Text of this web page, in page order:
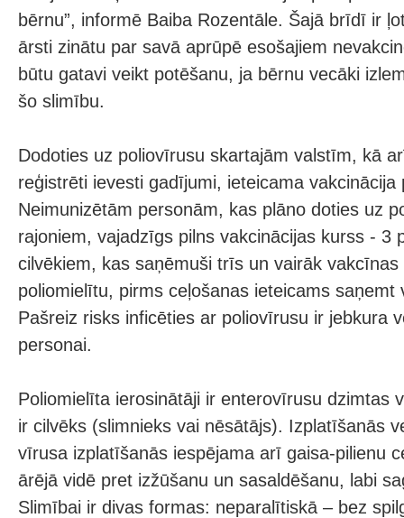
bērnu”, informē Baiba Rozentāle. Šajā brīdī ir
ārsti zinātu par savā aprūpē esošajiem
būtu gatavi veikt potēšanu, ja bērnu vecāki
šo slimību.
Dodoties uz poliovīrusu skartajām valstīm, kā
reģistrēti ievesti gadījumi, ieteicama vakcinācija
Neimunizētām personām, kas plāno doties uz
rajoniem, vajadzīgs pilns vakcinācijas kurss - 3
cilvēkiem, kas saņēmuši trīs un vairāk vakcīnas
poliomielītu, pirms ceļošanas ieteicams saņemt
Pašreiz risks inficēties ar poliovīrusu ir jebkura
personai.
Poliomielīta ierosinātāji ir enterovīrusu dzimtas
ir cilvēks (slimnieks vai nēsātājs). Izplatīšanās
vīrusa izplatīšanās iespējama arī gaisa-pilienu
ārējā vidē pret izžūšanu un sasaldēšanu, labi
Slimībai ir divas formas: neparalītiskā – bez